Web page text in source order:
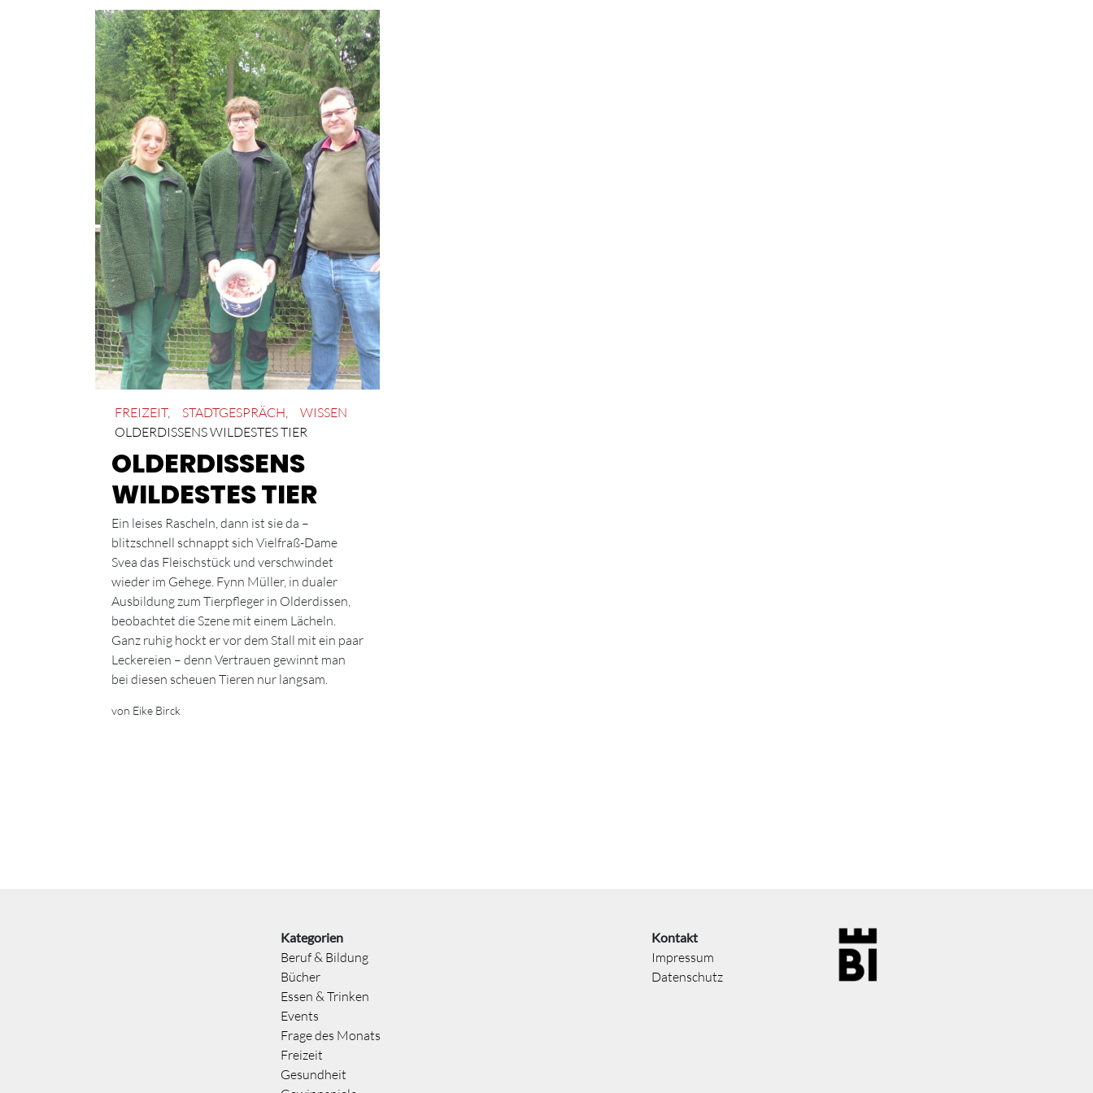
FREIZEIT, STADTGESPRÄCH
WISSEN
OLDERDISSENS WILDESTES TIER
OLDERDISSENS
WILDESTES TIER
Ein leises Rascheln, dann ist sie da –
blitzschnell schnappt sich Vielfraß-Dame
Svea das Fleischstück und verschwindet
wieder im Gehege. Fynn Müller, in dualer
Ausbildung zum Tierpfleger in Olderdissen,
beobachtet die Szene mit einem Lächeln.
Ganz ruhig hockt er vor dem Stall mit ein paar
Leckereien – denn Vertrauen gewinnt man
bei diesen scheuen Tieren nur langsam.
von Eike Birck
Kategorien
Beruf & Bildung
Bücher
Essen & Trinken
Events
Frage des Monats
Freizeit
Gesundheit
Kontakt
Impressum
Datenschutz